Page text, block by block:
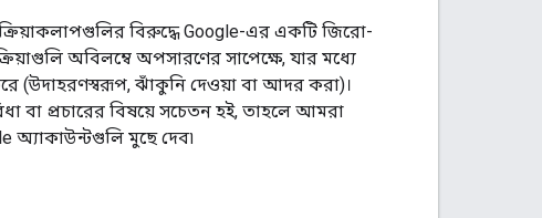
ক্রিয়াকলাপগুলির বিরুদ্ধে Google-এর একটি জিরো-
অবিলম্বে অপসারণের সাপেক্ষে, যার মধ্যে
(উদাহরণস্বরূপ, ঝাঁকুনি দেওয়া বা আদর করা)।
বা প্রচারের বিষয়ে সচেতন হই, তাহলে আমরা
অ্যাকাউন্টগুলি মুছে দেব৷